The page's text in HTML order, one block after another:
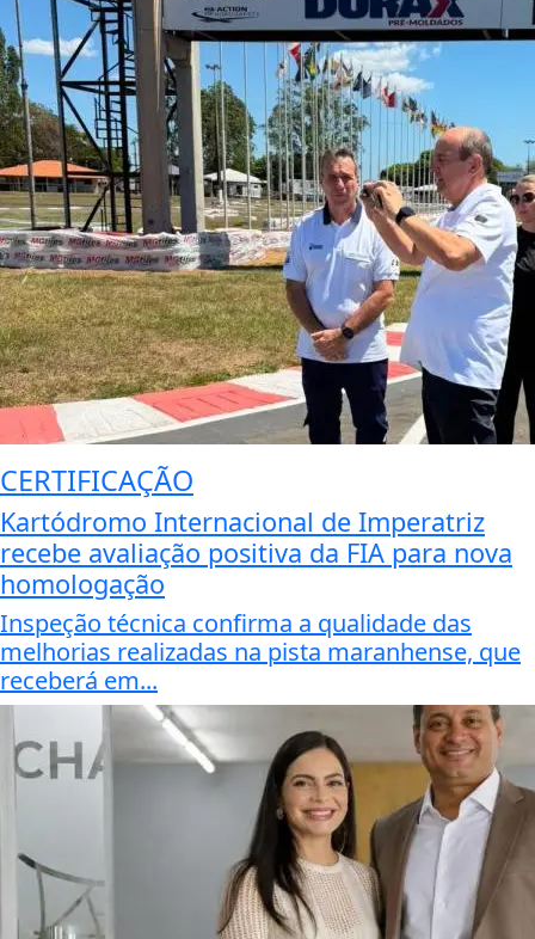
CERTIFICAÇÃO
Kartódromo Internacional de Imperatriz
recebe avaliação positiva da FIA para nova
homologação
Inspeção técnica confirma a qualidade das
melhorias realizadas na pista maranhense, que
receberá em...